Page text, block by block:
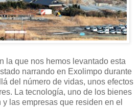
la que nos hemos levantado esta
narrando en Exolimpo durante
del número de vidas, unos efectos
La tecnología, uno de los bienes
las empresas que residen en el